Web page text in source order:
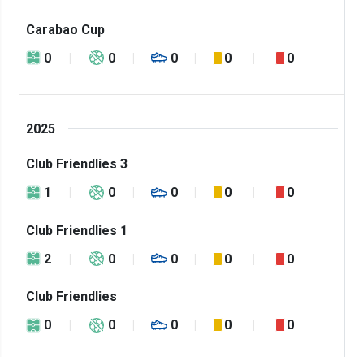
Carabao Cup
0
0 0 0 0
2025
Club Friendlies 3
1
0 0 0 0
Club Friendlies 1
2
0 0 0 0
Club Friendlies
0
0 0 0 0